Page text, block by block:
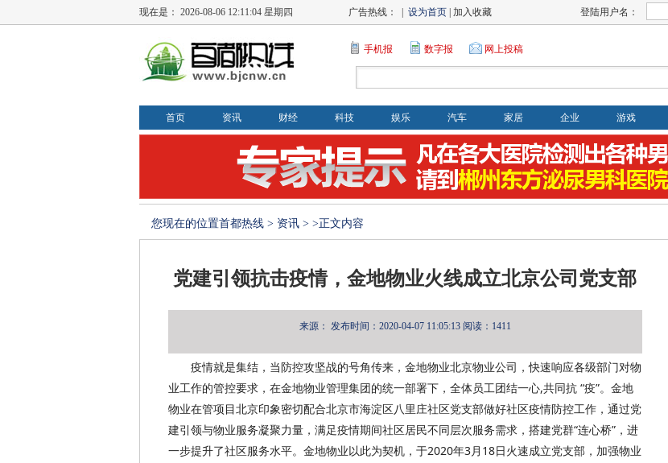
现在是： 2026-08-06 12:11:05 星期四 广告热线： | 设为首页 | 加入收藏 登陆用户名：
手机报 数字报 网上投稿
首页 资讯 财经 科技 娱乐 汽车 家居 企业 游戏
您现在的位置首都热线 > 资讯 > >正文内容
党建引领抗击疫情，金地物业火线成立北京公司党支部
来源： 发布时间：2020-04-07 11:05:13 阅读：1411
疫情就是集结，当防控攻坚战的号角传来，金地物业北京物业公司，快速响应各级部门对物
业工作的管控要求，在金地物业管理集团的统一部署下，全体员工团结一心,共同抗 “疫”。金地
物业在管项目北京印象密切配合北京市海淀区八里庄社区党支部做好社区疫情防控工作，通过党
建引领与物业服务凝聚力量，满足疫情期间社区居民不同层次服务需求，搭建党群“连心桥”，进
一步提升了社区服务水平。金地物业以此为契机，于2020年3月18日火速成立党支部，加强物业